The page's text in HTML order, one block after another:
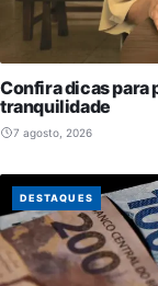
Confira dicas para
tranquilidade
7 agosto, 2026
DESTAQUES